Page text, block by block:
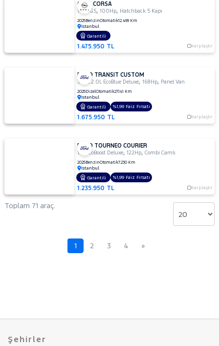
OPEL CORSA
1.2 T GS,100Hp, Hatchback 5 Kapı
2025BenzinOtomatik12.499 Km
İstanbul
1.475.950 TL Karşılaştır
Garantili
FORD TRANSIT CUSTOM
320L 2.0L EcoBlue Deluxe,168Hp, Panel Van
2025DizelOtomatik27.141 Km
İstanbul
1.675.950 TL Karşılaştır
Garantili %1,99 Faiz Fırsatı
FORD TOURNEO COURIER
1.0 EcoBoost Deluxe,122Hp,Combi Camlı
2025BenzinOtomatik7.230 Km
İstanbul
1.235.950 TL Karşılaştır
Garantili %1,99 Faiz Fırsatı
Toplam 71 araç.
1 2 3 4 »
Şehirler